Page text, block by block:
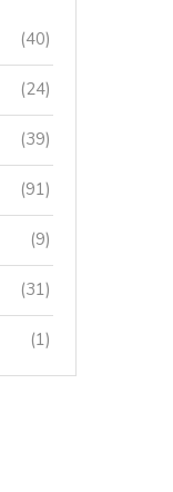
(40)
(24)
(39)
(91)
(9)
(31)
(1)